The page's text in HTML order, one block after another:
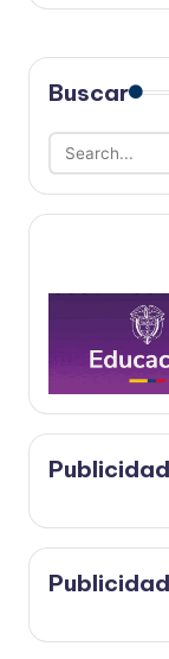
Buscar
Publicidad
Publicidad